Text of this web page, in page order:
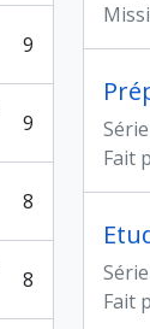
9
9
8
8
Fait
Fait